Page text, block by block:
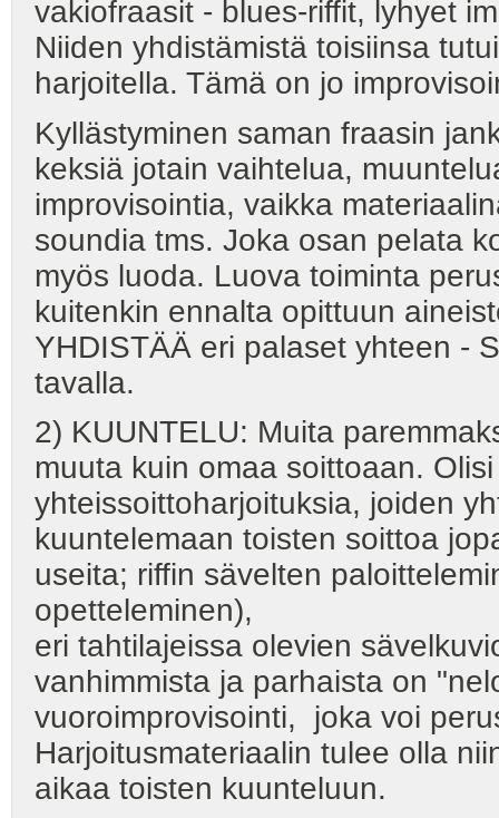
vakiofraasit - blues-riffit, lyhyet
Niiden yhdistämistä toisiinsa
harjoitella. Tämä on jo
Kyllästyminen saman fraasin
keksiä jotain vaihtelua,
improvisointia, vaikka
soundia tms. Joka osan pelata
myös luoda. Luova toiminta
kuitenkin ennalta opittuun
YHDISTÄÄ eri palaset yhteen -
tavalla.
2) KUUNTELU: Muita
muuta kuin omaa soittoaan.
yhteissoittoharjoituksia, joiden
kuuntelemaan toisten soittoa
useita; riffin sävelten
opetteleminen),
eri tahtilajeissa olevien
vanhimmista ja parhaista on
vuoroimprovisointi, joka voi
Harjoitusmateriaalin tulee olla
aikaa toisten kuunteluun.